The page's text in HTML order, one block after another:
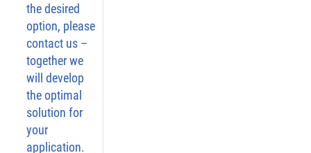
the desired
option, please
contact us –
together we
will develop
the optimal
solution for
your
application.